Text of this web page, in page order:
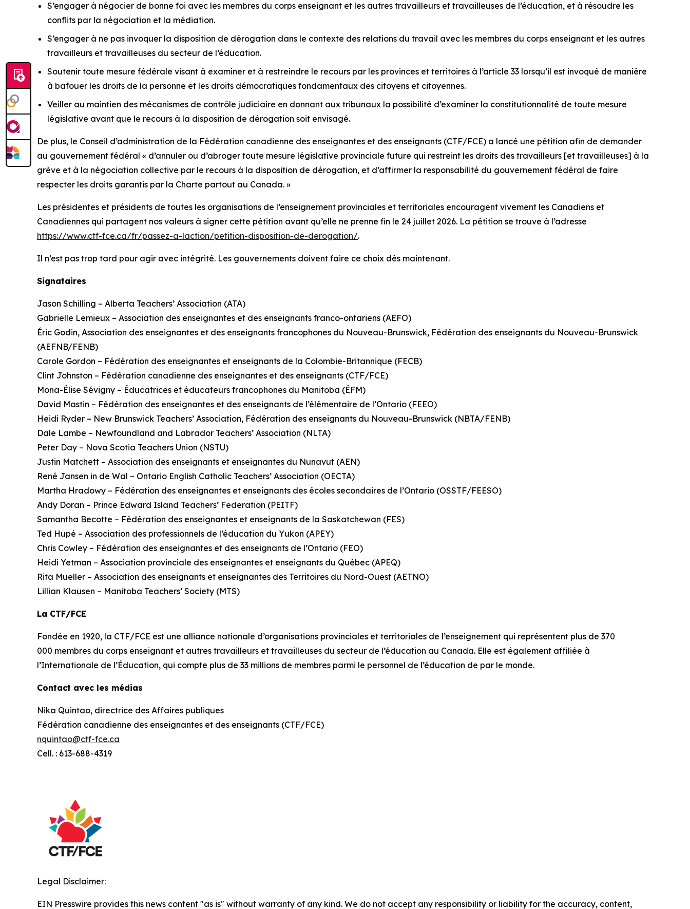
S’engager à négocier de bonne foi avec les membres du corps enseignant et les autres travailleurs et travailleuses de l’éducation, et à résoudre les
conflits par la négociation et la médiation.
S’engager à ne pas invoquer la disposition de dérogation dans le contexte des relations du travail avec les membres du corps enseignant et les autres
travailleurs et travailleuses du secteur de l’éducation.
Soutenir toute mesure fédérale visant à examiner et à restreindre le recours par les provinces et territoires à l’article 33 lorsqu’il est invoqué de manière
à bafouer les droits de la personne et les droits démocratiques fondamentaux des citoyens et citoyennes.
Veiller au maintien des mécanismes de contrôle judiciaire en donnant aux tribunaux la possibilité d’examiner la constitutionnalité de toute mesure
législative avant que le recours à la disposition de dérogation soit envisagé.
De plus, le Conseil d’administration de la Fédération canadienne des enseignantes et des enseignants (CTF/FCE) a lancé une pétition afin de demander
au gouvernement fédéral « d’annuler ou d’abroger toute mesure législative provinciale future qui restreint les droits des travailleurs [et travailleuses] à la
grève et à la négociation collective par le recours à la disposition de dérogation, et d’affirmer la responsabilité du gouvernement fédéral de faire
respecter les droits garantis par la Charte partout au Canada. »
Les présidentes et présidents de toutes les organisations de l’enseignement provinciales et territoriales encouragent vivement les Canadiens et
Canadiennes qui partagent nos valeurs à signer cette pétition avant qu’elle ne prenne fin le 24 juillet 2026. La pétition se trouve à l’adresse
https://www.ctf-fce.ca/fr/passez-a-laction/petition-disposition-de-derogation/.
Il n’est pas trop tard pour agir avec intégrité. Les gouvernements doivent faire ce choix dès maintenant.
Signataires
Jason Schilling – Alberta Teachers’ Association (ATA)
Gabrielle Lemieux – Association des enseignantes et des enseignants franco-ontariens (AEFO)
Éric Godin, Association des enseignantes et des enseignants francophones du Nouveau-Brunswick, Fédération des enseignants du Nouveau-Brunswick
(AEFNB/FENB)
Carole Gordon – Fédération des enseignantes et enseignants de la Colombie-Britannique (FECB)
Clint Johnston – Fédération canadienne des enseignantes et des enseignants (CTF/FCE)
Mona-Élise Sévigny – Éducatrices et éducateurs francophones du Manitoba (ÉFM)
David Mastin – Fédération des enseignantes et des enseignants de l’élémentaire de l’Ontario (FEEO)
Heidi Ryder – New Brunswick Teachers’ Association, Fédération des enseignants du Nouveau-Brunswick (NBTA/FENB)
Dale Lambe – Newfoundland and Labrador Teachers’ Association (NLTA)
Peter Day – Nova Scotia Teachers Union (NSTU)
Justin Matchett – Association des enseignants et enseignantes du Nunavut (AEN)
René Jansen in de Wal – Ontario English Catholic Teachers’ Association (OECTA)
Martha Hradowy – Fédération des enseignantes et enseignants des écoles secondaires de l’Ontario (OSSTF/FEESO)
Andy Doran – Prince Edward Island Teachers’ Federation (PEITF)
Samantha Becotte – Fédération des enseignantes et enseignants de la Saskatchewan (FES)
Ted Hupé – Association des professionnels de l’éducation du Yukon (APEY)
Chris Cowley – Fédération des enseignantes et des enseignants de l’Ontario (FEO)
Heidi Yetman – Association provinciale des enseignantes et enseignants du Québec (APEQ)
Rita Mueller – Association des enseignants et enseignantes des Territoires du Nord-Ouest (AETNO)
Lillian Klausen – Manitoba Teachers’ Society (MTS)
La CTF/FCE
Fondée en 1920, la CTF/FCE est une alliance nationale d’organisations provinciales et territoriales de l’enseignement qui représentent plus de 370
000 membres du corps enseignant et autres travailleurs et travailleuses du secteur de l’éducation au Canada. Elle est également affiliée à
l’Internationale de l’Éducation, qui compte plus de 33 millions de membres parmi le personnel de l’éducation de par le monde.
Contact avec les médias
Nika Quintao, directrice des Affaires publiques
Fédération canadienne des enseignantes et des enseignants (CTF/FCE)
nquintao@ctf-fce.ca
Cell. : 613-688-4319
Legal Disclaimer:
EIN Presswire provides this news content "as is" without warranty of any kind. We do not accept any responsibility or liability for the accuracy, content,